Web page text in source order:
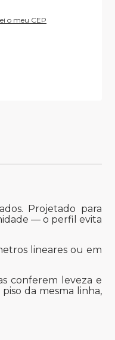
o meu CEP
Projetado para
— o perfil evita
lineares ou em
conferem leveza e
da mesma linha,